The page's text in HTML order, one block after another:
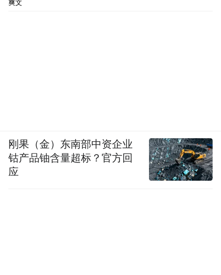
爽文
刚果（金）东南部中资企业
钴产品铀含量超标？官方回
应